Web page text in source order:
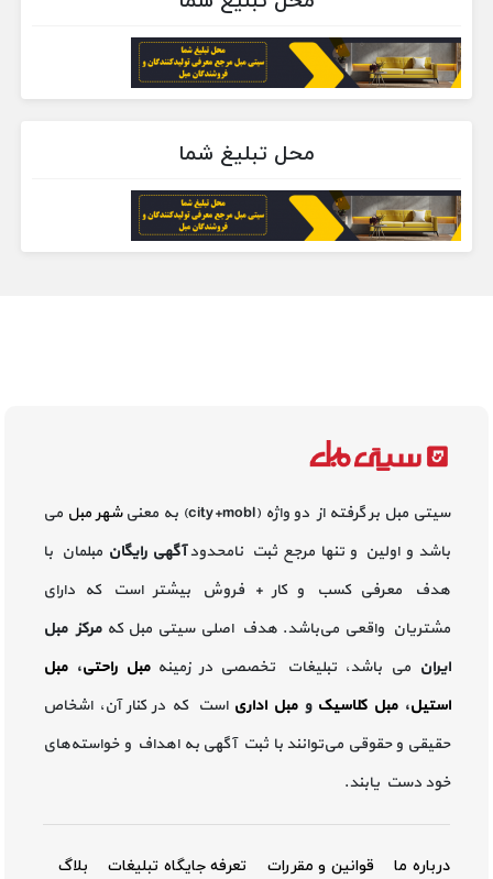
محل تبلیغ شما
سیتی مبل بر گرفته از دو واژه (city+mobl) به معنی شهر مبل می
باشد و اولین و تنها مرجع ثبت نامحدودآگهی رایگان مبلمان با
هدف معرفی کسب و کار + فروش بیشتر است که دارای
مشتریان واقعی می‌باشد. هدف اصلی سیتی مبل کهمرکز مبل
ایران می باشد، تبلیغات تخصصی در زمینه مبل راحتی،مبل
استیل،مبل کلاسیک ومبل اداری است که در کنار آن، اشخاص
حقیقی و حقوقی می‌توانند با ثبت آگهی به اهداف و خواسته‌های
خود دست یابند.
درباره ما قوانین و مقررات تعرفه جایگاه تبلیغات
بلاگ